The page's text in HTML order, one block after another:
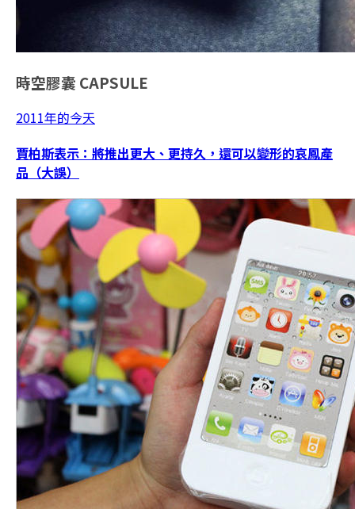
時空膠囊 CAPSULE
2011年的今天
賈柏斯表示：將推出更大、更持久，還可以變形的哀鳳產
品（大誤）